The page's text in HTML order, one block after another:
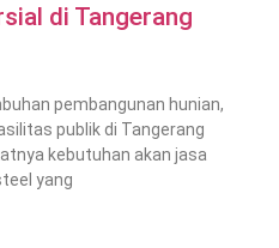
di Tangerang
pembangunan hunian,
publik di Tangerang
kebutuhan akan jasa
yang